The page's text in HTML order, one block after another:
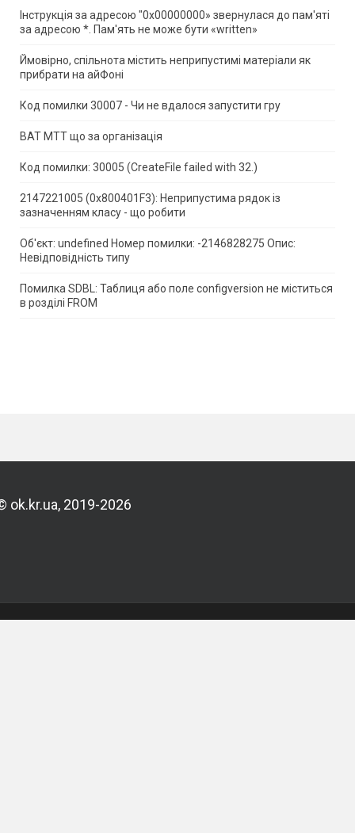
Інструкція за адресою "0x00000000» звернулася до пам'яті
за адресою *. Пам'ять не може бути «written»
Ймовірно, спільнота містить неприпустимі матеріали як
прибрати на айФоні
Код помилки 30007 - Чи не вдалося запустити гру
ВАТ МТТ що за організація
Код помилки: 30005 (CreateFile failed with 32.)
2147221005 (0x800401F3): Неприпустима рядок із
зазначенням класу - що робити
Об'єкт: undefined Номер помилки: -2146828275 Опис:
Невідповідність типу
Помилка SDBL: Таблиця або поле configversion не міститься
в розділі FROM
ok.kr.ua, 2019-2026